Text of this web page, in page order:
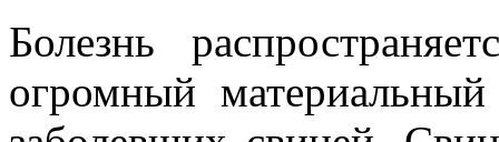
Болезнь
огромный